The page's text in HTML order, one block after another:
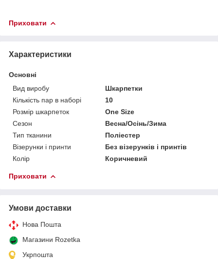
Приховати
Характеристики
Основні
Вид виробу
Шкарпетки
Кількість пар в наборі
10
Розмір шкарпеток
One Size
Сезон
Весна/Осінь/Зима
Тип тканини
Поліестер
Візерунки і принти
Без візерунків і принтів
Колір
Коричневий
Приховати
Умови доставки
Нова Пошта
Магазини Rozetka
Укрпошта